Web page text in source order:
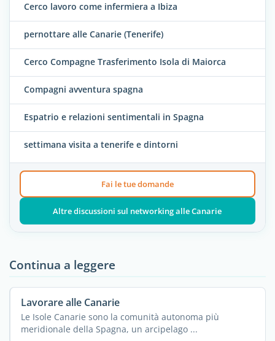
Cerco lavoro come infermiera a Ibiza
pernottare alle Canarie (Tenerife)
Cerco Compagne Trasferimento Isola di Maiorca
Compagni avventura spagna
Espatrio e relazioni sentimentali in Spagna
settimana visita a tenerife e dintorni
Fai le tue domande
Altre discussioni sul networking alle Canarie
Continua a leggere
Lavorare alle Canarie
Le Isole Canarie sono la comunità autonoma più
meridionale della Spagna, un arcipelago ...